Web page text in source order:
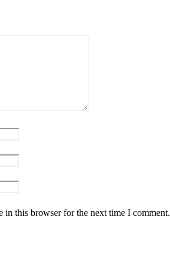
in this browser for the next time I comment.